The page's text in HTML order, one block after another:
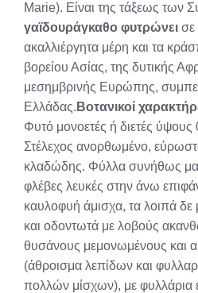
Marie). Είναι της τάξεως των
γαϊδουράγκαθο φυτρώνει σε
ακαλλιέργητα μέρη και τα
βορείου Ασίας, της δυτικής
μεσημβρινής Ευρώπης,
Ελλάδας. Βοτανικοί
Φυτό μονοετές ή διετές
Στέλεχος ανορθωμένο,
κλαδώδης. Φύλλα συνήθως
φλέβες λευκές στην άνω
καυλοφυή άμισχα, τα λοιπά
και οδοντωτά με λοβούς
θυσάνους μεμονωμένους και
(άθροισμα λεπίδων και
πολλών μίσχων), με φυλλάρια